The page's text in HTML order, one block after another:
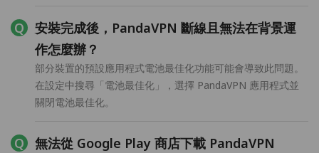
安裝完成後，PandaVPN 斷線且無法在背景運
作怎麼辦？
部分裝置的預設應用程式電池最佳化功能可能會導致此問題。
在設定中搜尋「電池最佳化」，選擇 PandaVPN 應用程式並
關閉電池最佳化。
無法從 Google Play 商店下載 PandaVPN